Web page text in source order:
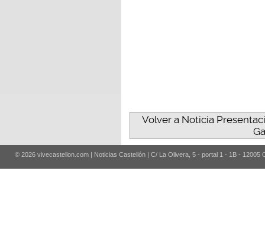
Volver a Noticia
© 2026 vivecastellon.com | Noticias Castellón | C/ La Olivera, 5 - portal 1 - 1B - 12005